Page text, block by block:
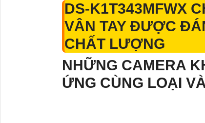
DS-K1T343MFWX
VÂN TAY ĐƯỢC
CHẤT LƯỢNG
NHỮNG CAMERA
ỨNG CÙNG LOẠI